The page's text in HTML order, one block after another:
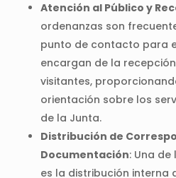
Atención al Público y
ordenanzas son
punto de contacto para
encargan de la
visitantes,
orientación sobre los
de la Junta.
Distribución de
Documentación: Una
es la distribución interna